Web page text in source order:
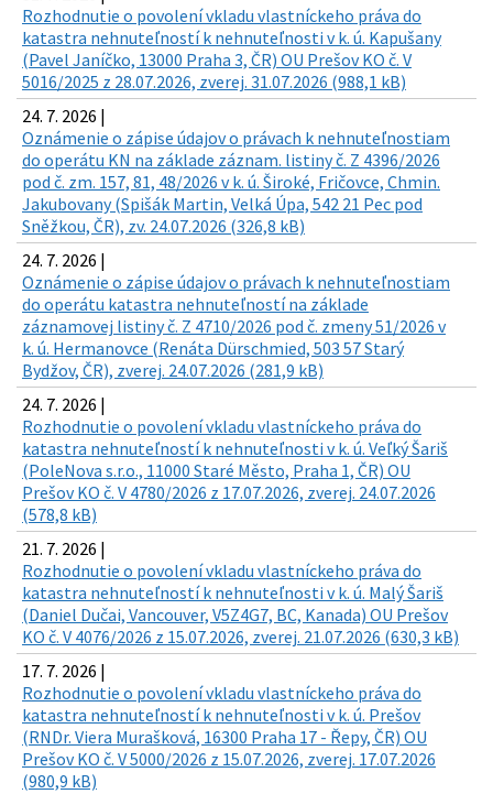
Rozhodnutie o povolení vkladu vlastníckeho práva do
katastra nehnuteľností k nehnuteľnosti v k. ú. Kapušany
(Pavel Janíčko, 13000 Praha 3, ČR) OU Prešov KO č. V
5016/2025 z 28.07.2026, zverej. 31.07.2026 (988,1 kB)
24. 7. 2026 |
Oznámenie o zápise údajov o právach k nehnuteľnostiam
do operátu KN na základe záznam. listiny č. Z 4396/2026
pod č. zm. 157, 81, 48/2026 v k. ú. Široké, Fričovce, Chmin.
Jakubovany (Spišák Martin, Velká Úpa, 542 21 Pec pod
Sněžkou, ČR), zv. 24.07.2026 (326,8 kB)
24. 7. 2026 |
Oznámenie o zápise údajov o právach k nehnuteľnostiam
do operátu katastra nehnuteľností na základe
záznamovej listiny č. Z 4710/2026 pod č. zmeny 51/2026 v
k. ú. Hermanovce (Renáta Dürschmied, 503 57 Starý
Bydžov, ČR), zverej. 24.07.2026 (281,9 kB)
24. 7. 2026 |
Rozhodnutie o povolení vkladu vlastníckeho práva do
katastra nehnuteľností k nehnuteľnosti v k. ú. Veľký Šariš
(PoleNova s.r.o., 11000 Staré Město, Praha 1, ČR) OU
Prešov KO č. V 4780/2026 z 17.07.2026, zverej. 24.07.2026
(578,8 kB)
21. 7. 2026 |
Rozhodnutie o povolení vkladu vlastníckeho práva do
katastra nehnuteľností k nehnuteľnosti v k. ú. Malý Šariš
(Daniel Dučai, Vancouver, V5Z4G7, BC, Kanada) OU Prešov
KO č. V 4076/2026 z 15.07.2026, zverej. 21.07.2026 (630,3 kB)
17. 7. 2026 |
Rozhodnutie o povolení vkladu vlastníckeho práva do
katastra nehnuteľností k nehnuteľnosti v k. ú. Prešov
(RNDr. Viera Murašková, 16300 Praha 17 - Řepy, ČR) OU
Prešov KO č. V 5000/2026 z 15.07.2026, zverej. 17.07.2026
(980,9 kB)